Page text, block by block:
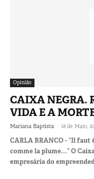
Opinião
CAIXA NEGRA.
VIDA E A
Mariana Baptista - 18 de Maio,
CARLA BRANCO - “Il faut
comme la plume...” O
empresária do